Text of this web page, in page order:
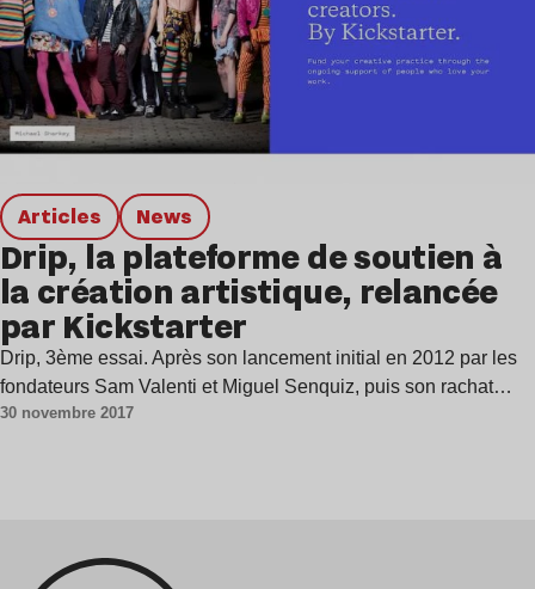
Articles news
Drip, la plateforme de soutien à
la création artistique, relancée
par Kickstarter
Drip, 3ème essai. Après son lancement initial en 2012 par les
fondateurs Sam Valenti et Miguel Senquiz, puis son rachat…
30 novembre 2017